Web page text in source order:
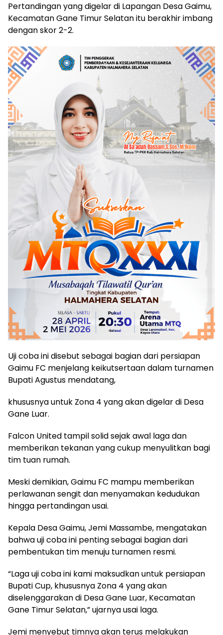
Pertandingan yang digelar di Lapangan Desa Gaimu,
Kecamatan Gane Timur Selatan itu berakhir imbang
dengan skor 2-2.
Uji coba ini disebut sebagai bagian dari persiapan
Gaimu FC menjelang keikutsertaan dalam turnamen
Bupati Agustus mendatang,
khususnya untuk Zona 4 yang akan digelar di Desa
Gane Luar.
Falcon United tampil solid sejak awal laga dan
memberikan tekanan yang cukup menyulitkan bagi
tim tuan rumah.
Meski demikian, Gaimu FC mampu memberikan
perlawanan sengit dan menyamakan kedudukan
hingga pertandingan usai.
Kepala Desa Gaimu, Jemi Massambe, mengatakan
bahwa uji coba ini penting sebagai bagian dari
pembentukan tim menuju turnamen resmi.
“Laga uji coba ini kami maksudkan untuk persiapan
Bupati Cup, khususnya Zona 4 yang akan
diselenggarakan di Desa Gane Luar, Kecamatan
Gane Timur Selatan,” ujarnya usai laga.
Jemi menyebut timnya akan terus melakukan